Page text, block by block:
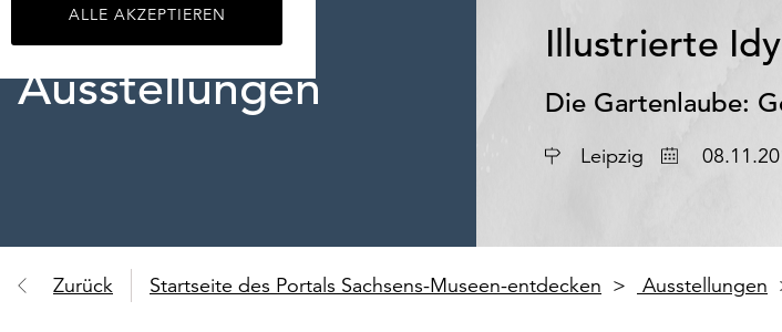
ALLE AKZEPTIEREN
Ausstellungen
Illustrierte
Die Gartenlaube:
Ort Leipzig Datum
Zurück Startseite des Portals Sachsens-Museen-entdecken Ausstellungen